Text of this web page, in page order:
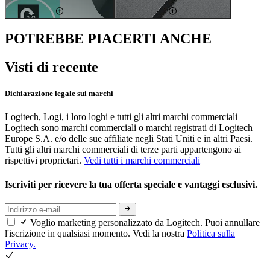
POTREBBE PIACERTI ANCHE
Visti di recente
Dichiarazione legale sui marchi
Logitech, Logi, i loro loghi e tutti gli altri marchi commerciali
Logitech sono marchi commerciali o marchi registrati di Logitech
Europe S.A. e/o delle sue affiliate negli Stati Uniti e in altri Paesi.
Tutti gli altri marchi commerciali di terze parti appartengono ai
rispettivi proprietari. Vedi tutti i marchi commerciali
Iscriviti per ricevere la tua offerta speciale e vantaggi esclusivi.
Voglio marketing personalizzato da Logitech. Puoi annullare
l'iscrizione in qualsiasi momento. Vedi la nostra Politica sulla
Privacy.